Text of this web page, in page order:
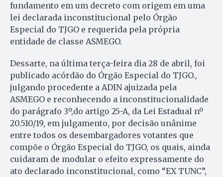
fundamento em um decreto com origem em uma
lei declarada inconstitucional pelo Órgão
Especial do TJGO e requerida pela própria
entidade de classe ASMEGO.
Dessarte, na última terça-feira dia 28 de abril, foi
publicado acórdão do Órgão Especial do TJGO.,
julgando procedente a ADIN ajuizada pela
ASMEGO e reconhecendo a inconstitucionalidade
do parágrafo 3º,do artigo 25-A, da Lei Estadual nº
20.510/19, em julgamento, por decisão unânime
entre todos os desembargadores votantes que
compõe o Órgão Especial do TJGO, os quais, ainda
cuidaram de modular o efeito expressamente do
ato declarado inconstitucional, como “EX TUNC”,